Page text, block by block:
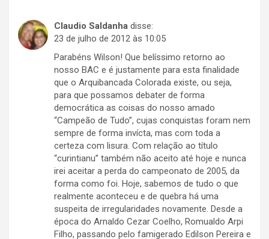
Claudio Saldanha disse:
23 de julho de 2012 às 10:05
Parabéns Wilson! Que belíssimo retorno ao
nosso BAC e é justamente para esta finalidade
que o Arquibancada Colorada existe, ou seja,
para que possamos debater de forma
democrática as coisas do nosso amado
“Campeão de Tudo”, cujas conquistas foram nem
sempre de forma invícta, mas com toda a
certeza com lisura. Com relação ao título
“curintianu” também não aceito até hoje e nunca
irei aceitar a perda do campeonato de 2005, da
forma como foi. Hoje, sabemos de tudo o que
realmente aconteceu e de quebra há uma
suspeita de irregularidades novamente. Desde a
época do Arnaldo Cezar Coelho, Romualdo Arpi
Filho, passando pelo famigerado Edilson Pereira e